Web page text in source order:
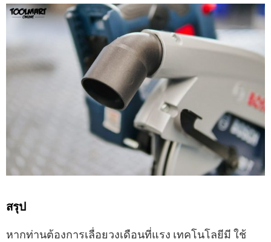
สรุป
หากท่านต้องการเลื่อยวงเดือนที่แรง เทคโนโลยีมี ใช้